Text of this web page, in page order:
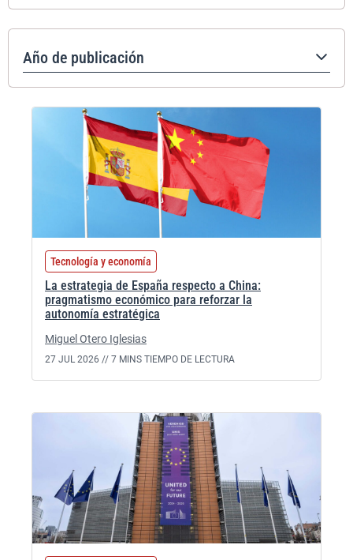
Año de publicación
Tecnología y economía
La estrategia de España respecto a China:
pragmatismo económico para reforzar la
autonomía estratégica
Miguel Otero Iglesias
27 JUL 2026 // 7 MINS TIEMPO DE LECTURA